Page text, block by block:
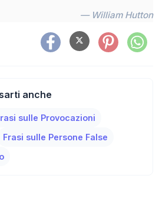
— William Hutton
anche
sulle Provocazioni
Frasi sulle Persone False